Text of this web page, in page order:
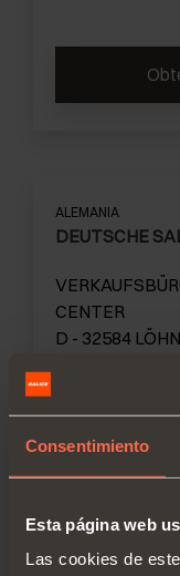
Consentimiento
Esta página web
Las cookies de
ALEMANIA
DEUTSCHE
CENTER
D - 32584